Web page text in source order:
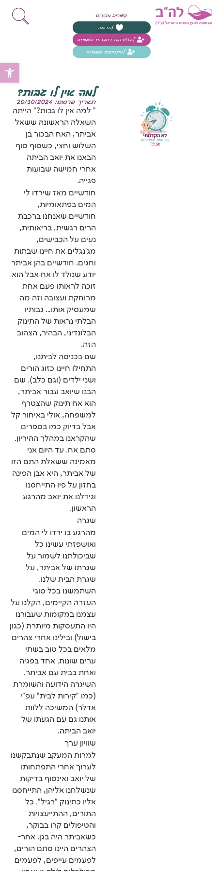
קישורים מהירים
לתרומה
להצטרפות כחבר.ת העמותה
להתנדבות בעמותה
למה אין לו גבות?
תאריך פרסום: 20/10/2024
" למה אין לו גבות?" הייתה
השאלה הראשונה ששאל
אביתר, האח הבכור בן
השלוש וחצי, כשסוף סוף
הבאנו את יואב הביתה
אחרי חמישה שבועות
פגייה.
חודשיים מאז שירדו לי
המים בפתאומיות,
חודשיים שאנחנו ברכבת
הרים רגשית, בריאותית,
נעים על הכבישים,
מג'נגלים את חיינו שבתות
וחגים. חודשיים בהן אביתר
יודע שנולד לו אח אבל הוא
זוכה לראותו פעם אחת
מרוחקת ועצובה וזה מה
שמעסיק אותו… גבותיו
הבלתי נראות של התינוק
הבלונדיני, הבהיר, הצהוב
הזה.
שם בכניסה לביתנו,
התחילו חיינו כזוג הורים
ושני ילדים (וגם כלב). שם
הבנו שיואב עבור אביתר,
הוא אח תינוק שהצטרף
למשפחה, אולי באיחור קל
אבל בדיוק כמו בספרים
שהקראנו במהלך ההיריון.
סתם אח. עד היום אני
מאמינה ששאלת התם הזו
של אביתר, היא אבן הפינה
בחזון על פיו התייחסנו
וגידלנו את יואב מהרגע
הראשון.
שגרה
מהרגע בו ירדו לי המים
ואושפזתי עשינו כל
שביכולתנו לשמור על
שגרתו של אביתר, על
שגרת הבית שלנו.
השתמשנו בכל סוגי
העזרה הקיימים, הקלנו על
עצמנו במקומות שעבורנו
היו התעסקות מיותרת (כגון
בישול) ובילינו אחרי צהרים
מלאים בכל טוב בשתי
ערים שונות. אחד בפגיה
ואחת בבית עם אביתר.
השיגרה הידועה והשומרת
(כמו "קירות לבית" עפ"י
אדלר) המשיכה ללוות
אותנו גם עם הגעתו של
יואב הביתה.
שוויון ערך
למרות המעקב שנתבקשנו
לערוך אחרי התפתחותו
של יואב ואינסוף בדיקות
שנשלחנו אליהן, התייחסנו
אליו כתינוק "רגיל". כל
התורים, ההתייעצויות
והטיפולים קרו בבוקר,
כשאביתר היה בגן. אחר-
הצהרים היינו סתם הורים,
לפעמים עייפים, לפעמים